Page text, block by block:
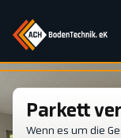
Parkett
Wenn es um die